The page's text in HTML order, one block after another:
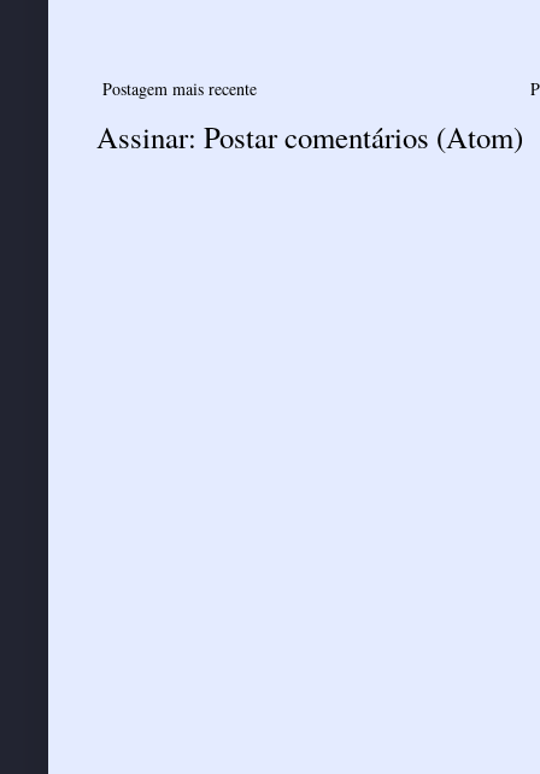
Postagem mais recente
Assinar: Postar comentários (Atom)